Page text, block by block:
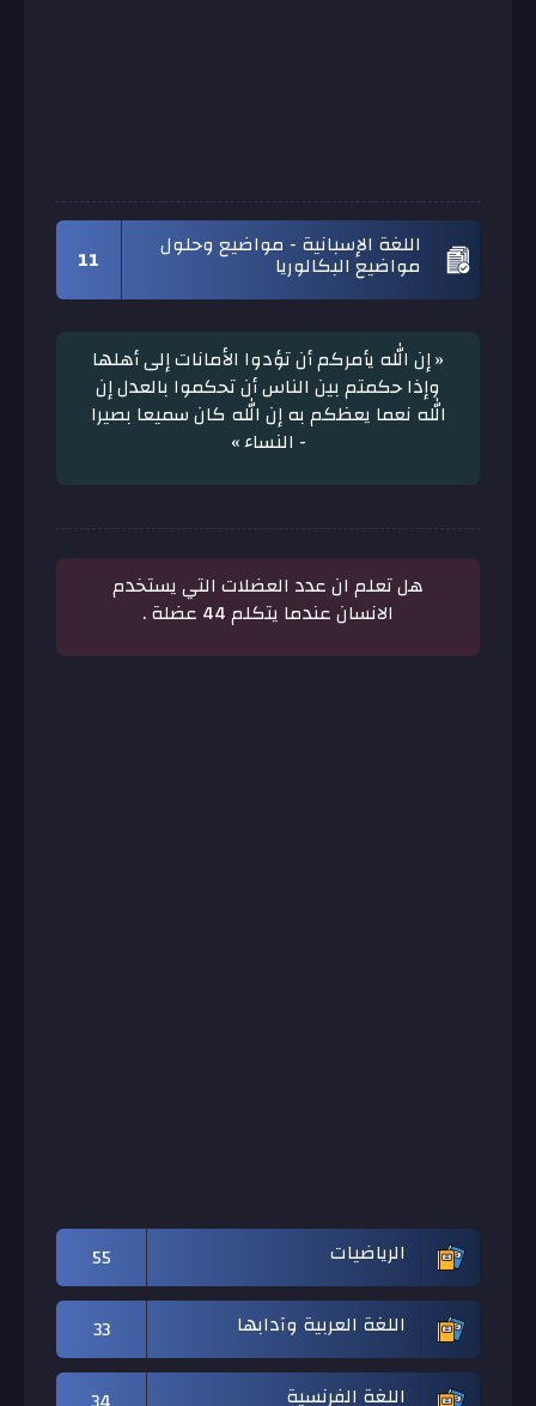
اللغة الإسبانية - مواضيع وحلول
مواضيع البكالوريا 11
« إن الله يأمركم أن تؤدوا الأمانات إلى أهلها
وإذا حكمتم بين الناس أن تحكموا بالعدل إن
الله نعما يعظكم به إن الله كان سميعا بصيرا
- النساء »
هل تعلم ان عدد العضلات التي ‏يستخدم
الانسان عندما يتكلم 44 عضلة .
الرياضيات
55
اللغة العربية وآدابها
33
اللغة الفرنسية